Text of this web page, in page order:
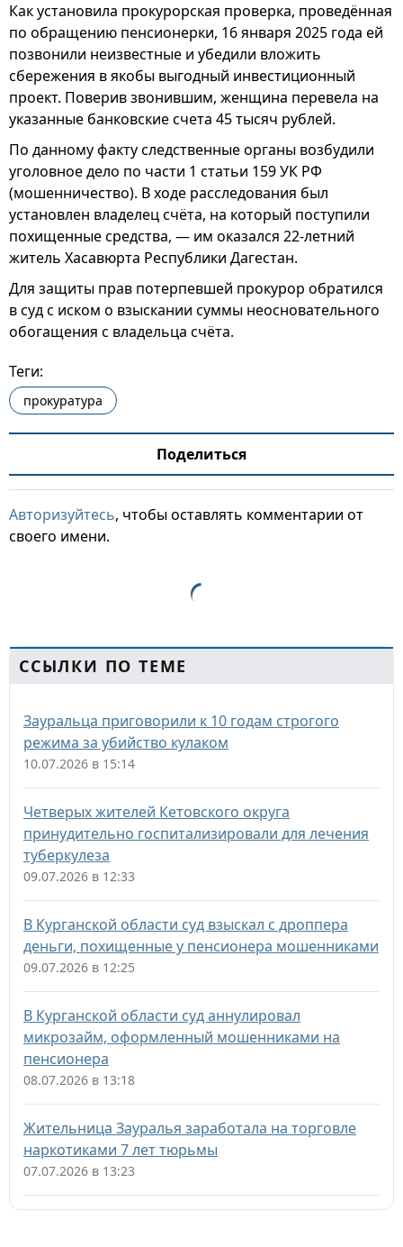
Как установила прокурорская проверка, проведённая
по обращению пенсионерки, 16 января 2025 года ей
позвонили неизвестные и убедили вложить
сбережения в якобы выгодный инвестиционный
проект. Поверив звонившим, женщина перевела на
указанные банковские счета 45 тысяч рублей.
По данному факту следственные органы возбудили
уголовное дело по части 1 статьи 159 УК РФ
(мошенничество). В ходе расследования был
установлен владелец счёта, на который поступили
похищенные средства, — им оказался 22-летний
житель Хасавюрта Республики Дагестан.
Для защиты прав потерпевшей прокурор обратился
в суд с иском о взыскании суммы неосновательного
обогащения с владельца счёта.
Теги:
прокуратура
Поделиться
Авторизуйтесь, чтобы оставлять комментарии от
своего имени.
ССЫЛКИ ПО ТЕМЕ
Зауральца приговорили к 10 годам строгого
режима за убийство кулаком
10.07.2026 в 15:14
Четверых жителей Кетовского округа
принудительно госпитализировали для лечения
туберкулеза
09.07.2026 в 12:33
В Курганской области суд взыскал с дроппера
деньги, похищенные у пенсионера мошенниками
09.07.2026 в 12:25
В Курганской области суд аннулировал
микрозайм, оформленный мошенниками на
пенсионера
08.07.2026 в 13:18
Жительница Зауралья заработала на торговле
наркотиками 7 лет тюрьмы
07.07.2026 в 13:23